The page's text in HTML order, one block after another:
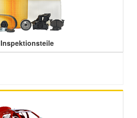
Inspektionsteile